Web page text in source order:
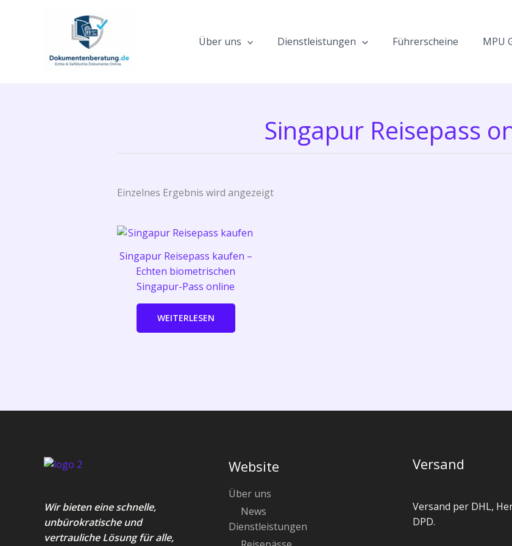
Über uns Dienstleistungen Führerscheine MPU
Singapur Reisepass
Einzelnes Ergebnis wird angezeigt
Singapur Reisepass kaufen –
Echten biometrischen
Singapur-Pass online
WEITERLESEN
Wir bieten eine schnelle,
unbürokratische und
vertrauliche Lösung für alle,
Website
Über uns
News
Dienstleistungen
Versand
Versand per DHL,
DPD.